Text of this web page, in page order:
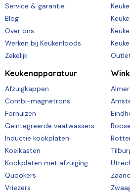
Service & garantie
Blog
Over ons
Werken bij Keukenloods
Zakelijk
Keukenapparatuur
Afzuigkappen
Combi-magnetrons
Fornuizen
Geïntegreerde vaatwassers
Inductie kookplaten
Koelkasten
Kookplaten met afzuiging
Quookers
Vriezers